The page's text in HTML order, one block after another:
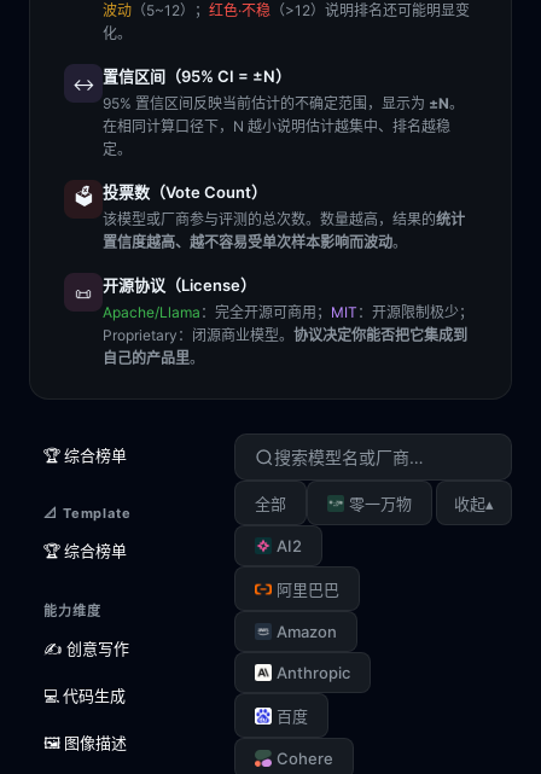
波动 （5~12）； 红色·不稳 （>12）说明排名还可能明显变
化。
↔️ 置信区间（95% CI = ±N）
95% 置信区间反映当前估计的不确定范围，显示为 ±N。
在相同计算口径下，N 越小说明估计越集中、排名越稳
定。
🗳️ 投票数（Vote Count）
该模型或厂商参与评测的总次数。数量越高，结果的统计
置信度越高、越不容易受单次样本影响而波动。
📜 开源协议（License）
Apache/Llama ：完全开源可商用； MIT ：开源限制极少；
Proprietary ：闭源商业模型。 协议决定你能否把它集成到
自己的产品里。
🏆 综合榜单
📐 Template
🏆 综合榜单
能力维度
✍️ 创意写作
💻 代码生成
🖼️ 图像描述
全部 零一万物
AI2
阿里巴巴
Amazon
Anthropic
百度
Cohere
收起▴